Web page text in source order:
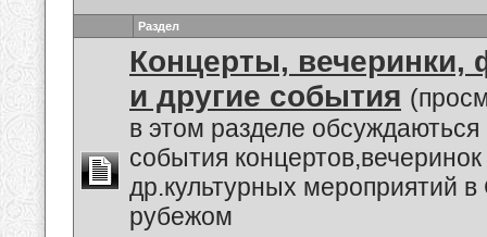
Раздел
Концерты, вечеринки,
и другие события
в этом разделе
события
др.культурных мероприятий
рубежом